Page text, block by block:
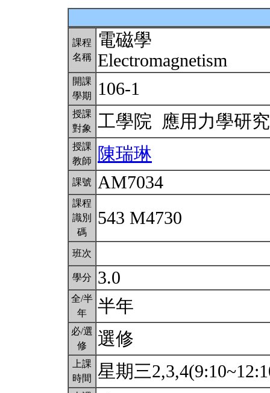
課程
名稱
電磁學
Electromagnetism
開課
學期
106-1
授課
對象
工學院 應用力學研
授課
教師
陳瑞琳
課號 AM7034
課程
識別
碼
543 M4730
班次
學分 3.0
全/半
年
半年
必/選
修
選修
上課
時間
星期三